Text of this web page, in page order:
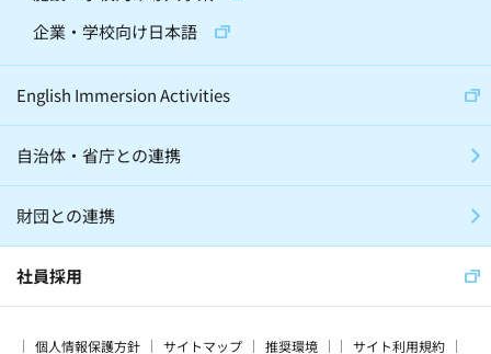
昆虫(2)
バレエ(4)
ロボット(3) 手話(4)
グローバル・異文化(186)
子育て(28)
スマート・エイジング(15)
プログラミング教育(3)
家庭学習(56)
企業・学校向け日本語
English Immersion Activities
自治体・省庁との連携
財団との連携
社員採用
個人情報保護方針 サイトマップ 推奨環境 サイト利用規約